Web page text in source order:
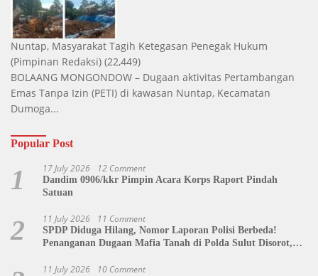
Nuntap, Masyarakat Tagih Ketegasan Penegak Hukum
(Pimpinan Redaksi) (22,449)
BOLAANG MONGONDOW – Dugaan aktivitas Pertambangan
Emas Tanpa Izin (PETI) di kawasan Nuntap, Kecamatan
Dumoga...
Popular Post
1 17 July 2026 12 Comment
Dandim 0906/kkr Pimpin Acara Korps Raport Pindah
Satuan
2 11 July 2026 11 Comment
SPDP Diduga Hilang, Nomor Laporan Polisi Berbeda!
Penanganan Dugaan Mafia Tanah di Polda Sulut Disorot,
11 July 2026 10 Comment